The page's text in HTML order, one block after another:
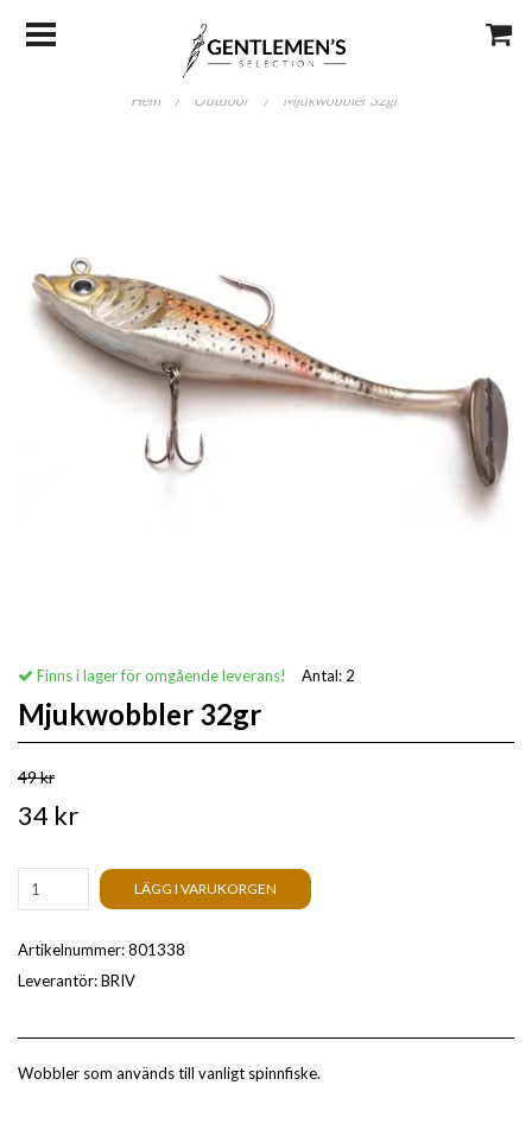
Hem / Outdoor / Mjukwobbler 32gr
Finns i lager för omgående leverans! Antal: 2
Mjukwobbler 32gr
49 kr
34 kr
LÄGG I VARUKORGEN
Artikelnummer:801338
Leverantör:BRIV
Wobbler som används till vanligt spinnfiske.